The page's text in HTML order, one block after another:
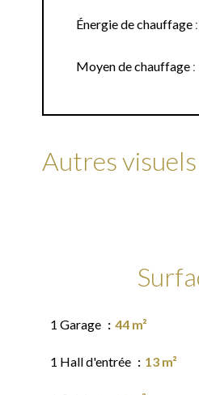
Énergie de chauffage
Moyen de chauffage
Autres visuels
1 Garage 44 m²
1 Hall d'entrée 13 m²